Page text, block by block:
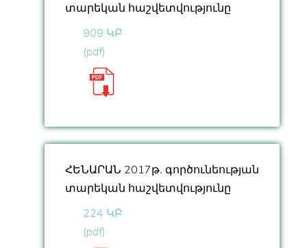
տարեկան հաշվետվությունը
909 ԿԲ
(pdf)
ՀԵՆԱՐԱՆ 2017թ․ գործունեության
տարեկան հաշվետվությունը
224 ԿԲ
(pdf)